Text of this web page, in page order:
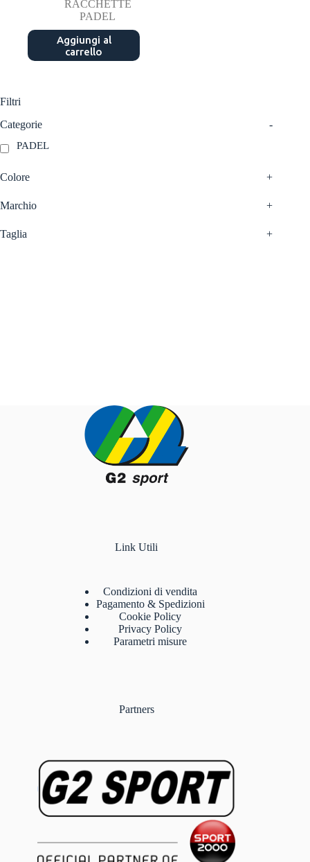
80,00€.
72,00€.
RACCHETTE
PADEL
Aggiungi al
carrello
Filtri
Categorie
-
PADEL
Colore +
Marchio +
Taglia +
Link Utili
Condizioni di vendita
Pagamento & Spedizioni
Cookie Policy
Privacy Policy
Parametri misure
Partners